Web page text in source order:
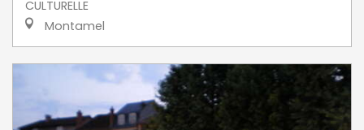
CULTURELLE
Montamel